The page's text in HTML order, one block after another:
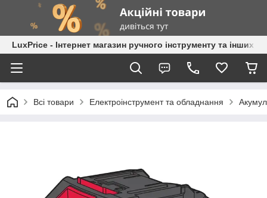
LuxPrice - Інтернет магазин ручного інструменту та інших
Всі товари Електроінструмент та обладнання